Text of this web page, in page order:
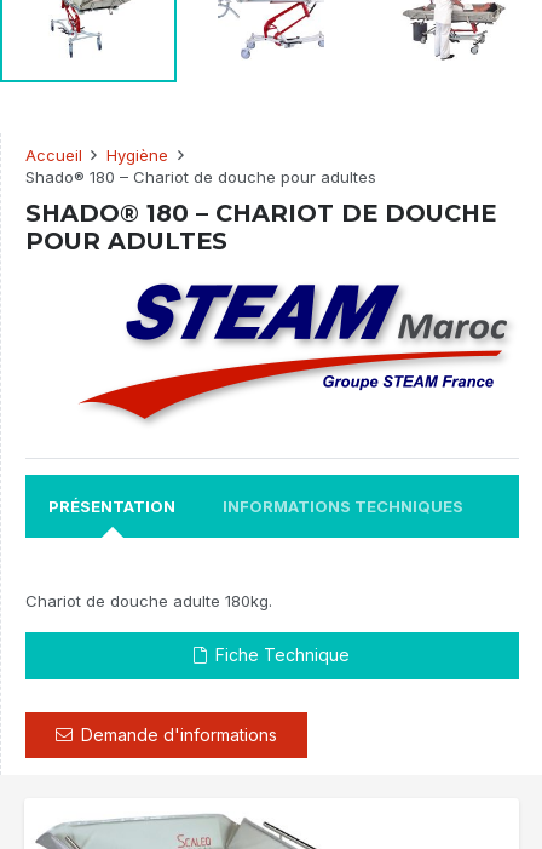
Accueil
Hygiène
Shado® 180 – Chariot de douche pour adultes
SHADO® 180 – CHARIOT DE DOUCHE
POUR ADULTES
PRÉSENTATION INFORMATIONS TECHNIQUES
Chariot de douche adulte 180kg.
Fiche Technique
Demande d'informations